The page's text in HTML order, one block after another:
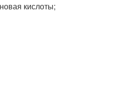
кислоты;